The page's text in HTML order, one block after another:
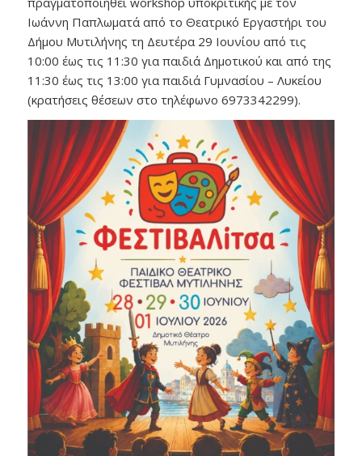
Ιωάννη Παπλωματά από το Θεατρικό Εργαστήρι του
Δήμου Μυτιλήνης τη Δευτέρα 29 Ιουνίου από τις
10:00 έως τις 11:30 για παιδιά Δημοτικού και από της
11:30 έως τις 13:00 για παιδιά Γυμνασίου – Λυκείου
(κρατήσεις θέσεων στο τηλέφωνο 6973342299).